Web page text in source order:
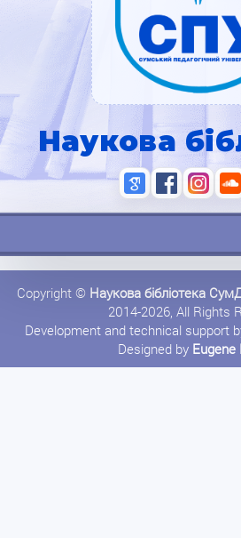
Наукова
Copyright © Наукова бібліотека
2014-2026, All Rights
Development and technical support
Designed by Eugene